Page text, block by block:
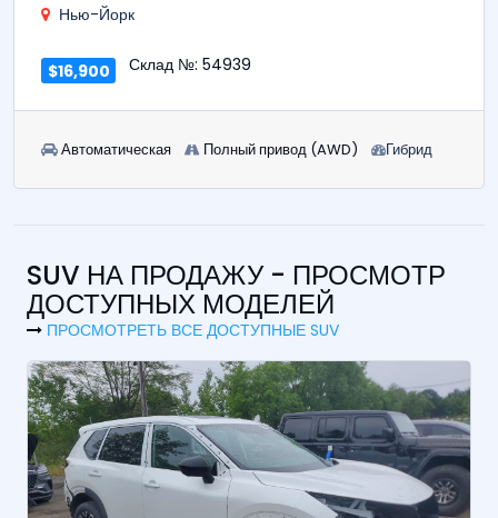
Нью-Йорк
$16,900 Склад №: 54939
Автоматическая Полный привод (AWD) Гибрид
SUV НА ПРОДАЖУ - ПРОСМОТР
ДОСТУПНЫХ МОДЕЛЕЙ
ПРОСМОТРЕТЬ ВСЕ ДОСТУПНЫЕ SUV